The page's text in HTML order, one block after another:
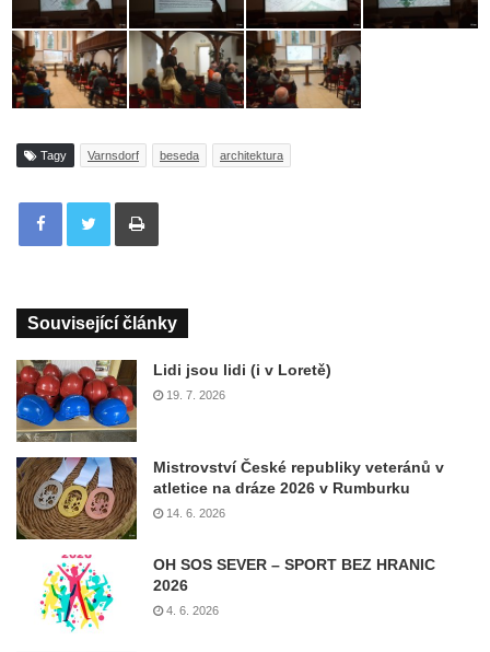
Tagy Varnsdorf beseda architektura
Tisknout
Související články
Lidi jsou lidi (i v Loretě)
19. 7. 2026
Mistrovství České republiky veteránů v
atletice na dráze 2026 v Rumburku
14. 6. 2026
OH SOS SEVER – SPORT BEZ HRANIC
2026
4. 6. 2026